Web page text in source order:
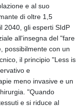
e al suo
di oltre 1,5
2040, gli esperti SIdP
all'insegna del "fare
possibilmente con un
il principio "Less is
e
meno invasive e un
"Quando
e si riduce al